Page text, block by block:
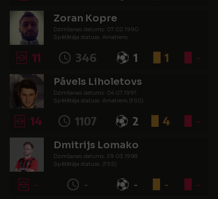
Zoran Kopre
Dzimšanas datums: 07.02.1990.
Spēlētāja statuss: Amatieris
11 346 1 1 -
Pāvels Liholetovs
Dzimšanas datums: 04.07.1997.
Spēlētāja statuss: Amatieris (FSS)
14 1107 2 4 -
Dmitrijs Lomako
Dzimšanas datums: 29.03.1998.
Spēlētāja statuss: (FSS)
- - - - -